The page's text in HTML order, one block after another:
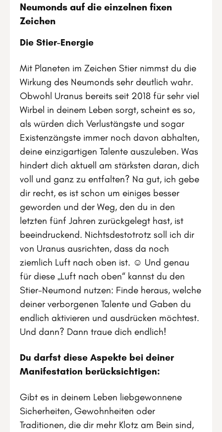
Neumonds auf die einzelnen fixen
Zeichen
Die Stier-Energie
Mit Planeten im Zeichen Stier nimmst du die
Wirkung des Neumonds sehr deutlich wahr.
Obwohl Uranus bereits seit 2018 für sehr viel
Wirbel in deinem Leben sorgt, scheint es so,
als würden dich Verlustängste und sogar
Existenzängste immer noch davon abhalten,
deine einzigartigen Talente auszuleben. Was
hindert dich aktuell am stärksten daran, dich
voll und ganz zu entfalten? Na gut, ich gebe
dir recht, es ist schon um einiges besser
geworden und der Weg, den du in den
letzten fünf Jahren zurückgelegt hast, ist
beeindruckend. Nichtsdestotrotz soll ich dir
von Uranus ausrichten, dass da noch
ziemlich Luft nach oben ist. ☺ Und genau
für diese „Luft nach oben“ kannst du den
Stier-Neumond nutzen: Finde heraus, welche
deiner verborgenen Talente und Gaben du
endlich aktivieren und ausdrücken möchtest.
Und dann? Dann traue dich endlich!
Du darfst diese Aspekte bei deiner
Manifestation berücksichtigen:
Gibt es in deinem Leben liebgewonnene
Sicherheiten, Gewohnheiten oder
Traditionen, die dir mehr Klotz am Bein sind,